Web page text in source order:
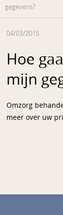
gegevens?
04/03/2015
Hoe
mijn
Omzorg
meer over uw